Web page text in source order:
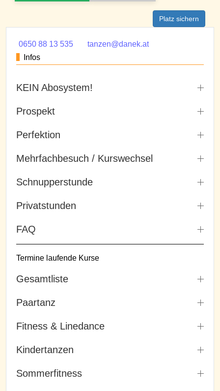
Platz sichern
0650 88 13 535
tanzen@danek.at
Infos
KEIN Abosystem!
Prospekt
Perfektion
Mehrfachbesuch / Kurswechsel
Schnupperstunde
Privatstunden
FAQ
Termine laufende Kurse
Gesamtliste
Paartanz
Fitness & Linedance
Kindertanzen
Sommerfitness